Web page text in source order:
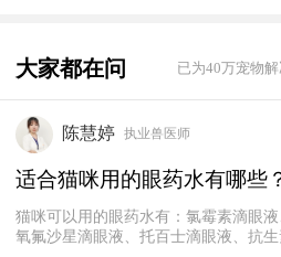
大家都在问 已为40万宠物
陈慧婷 执业兽医师
适合猫咪用的眼药水有哪些
猫咪可以用的眼药水有：氯霉素滴眼
氧氟沙星滴眼液、托百士滴眼液、抗